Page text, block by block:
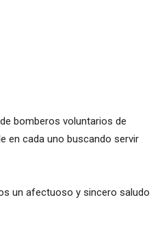
bomberos voluntarios de
en cada uno buscando servir
un afectuoso y sincero saludo